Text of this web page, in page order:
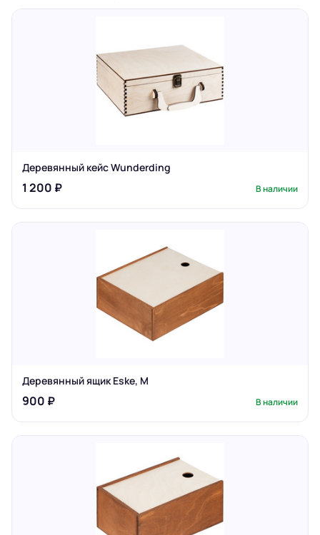
Деревянный кейс Wunderding
1 200 ₽ В наличии
Деревянный ящик Eske, M
900 ₽ В наличии